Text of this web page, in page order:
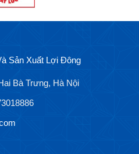
Sản Xuất Lợi Đông
Bà Trưng, Hà Nội